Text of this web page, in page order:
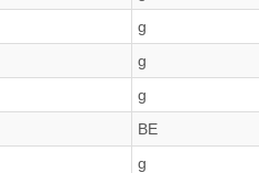
g
g
g
BE
g